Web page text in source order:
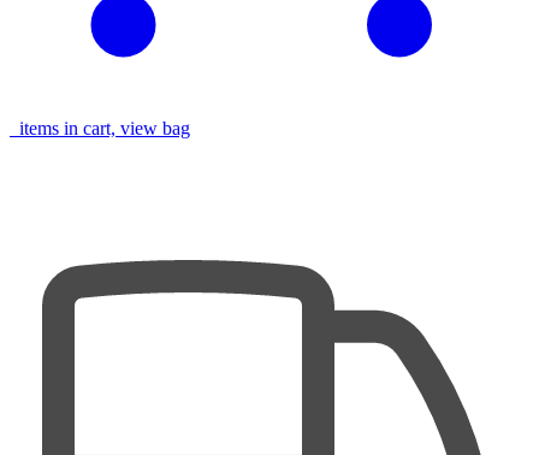
items in cart, view bag